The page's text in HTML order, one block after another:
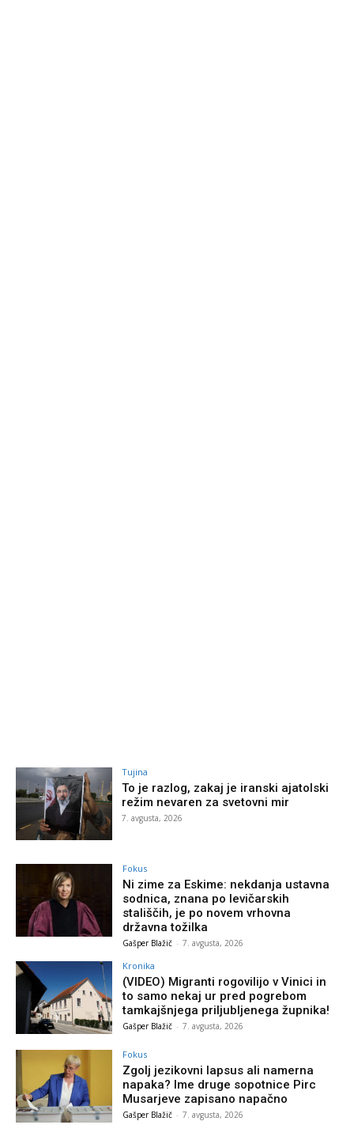
Tujina
To je razlog, zakaj je iranski ajatolski
režim nevaren za svetovni mir
7. avgusta, 2026
Fokus
Ni zime za Eskime: nekdanja ustavna
sodnica, znana po levičarskih
stališčih, je po novem vrhovna
državna tožilka
Gašper Blažič - 7. avgusta, 2026
Kronika
(VIDEO) Migranti rogovilijo v Vinici in
to samo nekaj ur pred pogrebom
tamkajšnjega priljubljenega župnika!
Gašper Blažič - 7. avgusta, 2026
Fokus
Zgolj jezikovni lapsus ali namerna
napaka? Ime druge sopotnice Pirc
Musarjeve zapisano napačno
Gašper Blažič - 7. avgusta, 2026